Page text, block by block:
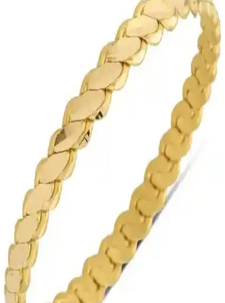
kaliteli malzemelerle üretilmiş şık bir takı parçasıdır.
Harem Altın 10 Gram (9.95 Has) Saf Altın Havale
Ürünü Detaylı İnceleme ve Özellikleri
Harem Altın 10 Gram (9.95 Has) altın havale, yüksek saflıkta ve
güvenilirlikte saf altın ürünüdür. Sınırlı stok ve işlem detaylarıyla
yatırımcılar için ideal seçenekler sunar.
T51 Tuğrul Altın 7 Gram 22 Ayar Saf Altın Bilezik -
Özgün Tasarım ve Güvenilirlik
Yüksek kalite 22 ayar saf altından üretilmiş, el işçiliğiyle tasarlanmış
Tuğrul bilezik, özgün tasarımı ve çeşitli ölçü seçenekleriyle şıklık ve
dayanıklılık sunar.
E-Altın 24 Ayar 8 Gr Hesaba Has Altın Havale ile
Güvenli ve Pratik Yatırım Seçeneği
Güvenli ve pratik altın yatırımı için E-Altın 24 Ayar 8 Gr Hesaba
Has Altın Havale seçeneği, dijital ortamda hızlı transfer ve düşük
maliyet avantajı sunar.
Kayra Mücevher Prenses Anka Kuşu Altın Kaplama
Kolye Özellikleri ve Kullanım İpuçları
Kayra Mücevher'in özgün tasarımı ve yüksek kaliteli malzemeleriyle
dikkat çeken Anka Kuşu kolyesi, estetik ve sembolik anlamlar
taşıyan şık bir takı seçeneği sunar. Uzun ömürlü kullanım için dikkat
edilmelidir.